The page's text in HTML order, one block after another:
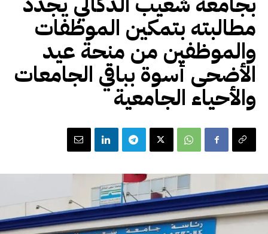
مطالبته بتمكين الموظفات
والموظفين من منحة عيد
الأضحى أسوة بباقي الجامعات
والأحياء الجامعية